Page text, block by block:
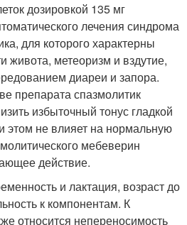
дозировкой 135 мг
лечения синдрома
для которого характерны
живота, метеоризм и вздутие,
диареи и запора.
препарата спазмолитик
избыточный тонус гладкой
этом не влияет на нормальную
мебеверин
действие.
и лактация, возраст до
к компонентам. К
относится непереносимость